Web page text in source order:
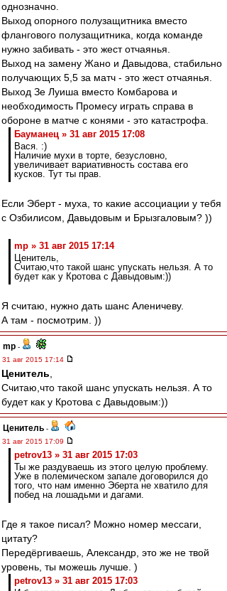
однозначно.
Выход опорного полузащитника вместо
флангового полузащитника, когда команде
нужно забивать - это жест отчаянья.
Выход на замену Жано и Давыдова, стабильно
получающих 5,5 за матч - это жест отчаянья.
Выход Зе Луиша вместо Комбарова и
необходимость Промесу играть справа в
обороне в матче с конями - это катастрофа.
Бауманец » 31 авг 2015 17:08
Вася. :)
Наличие мухи в торте, безусловно,
увеличивает вариативность состава его
кусков. Тут ты прав.
Если Эберт - муха, то какие ассоциации у тебя
с Озбилисом, Давыдовым и Брызгаловым? ))
mp » 31 авг 2015 17:14
Ценитель,
Считаю,что такой шанс упускать нельзя. А то
будет как у Кротова с Давыдовым:))
Я считаю, нужно дать шанс Аленичеву.
А там - посмотрим. ))
mp -
31 авг 2015 17:14
Ценитель
Считаю,что такой шанс упускать нельзя. А то
будет как у Кротова с Давыдовым:))
Ценитель -
31 авг 2015 17:09
petrov13 » 31 авг 2015 17:03
Ты же раздуваешь из этого целую проблему.
Уже в полемическом запале договорился до
того, что нам именно Эберта не хватило для
побед на лошадьми и дагами.
Где я такое писал? Можно номер мессаги,
цитату?
Передёргиваешь, Александр, это же не твой
уровень, ты можешь лучше. )
petrov13 » 31 авг 2015 17:03